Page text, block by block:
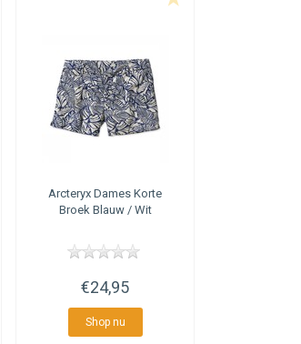
Arcteryx Dames Korte
Broek Blauw / Wit
€24,95
Shop nu